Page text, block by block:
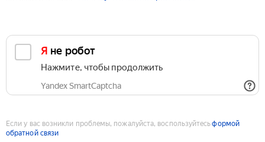
Я не робот
Нажмите, чтобы продолжить
Yandex SmartCaptcha
Если у вас возникли проблемы, пожалуйста, воспользуйтесьформой
обратной связи